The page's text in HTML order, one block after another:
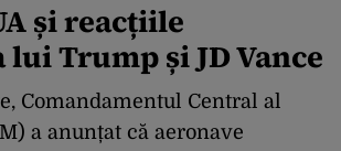
și reacțiile
Trump și JD Vance
Comandamentul Central al
a anunțat că aeronave